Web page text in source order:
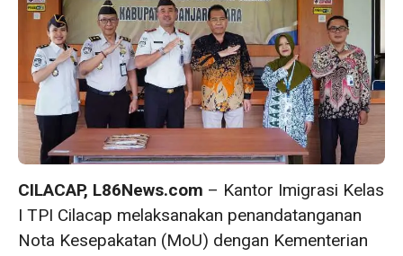
CILACAP, L86News.com – Kantor Imigrasi Kelas
I TPI Cilacap melaksanakan penandatanganan
Nota Kesepakatan (MoU) dengan Kementerian